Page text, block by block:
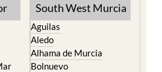
South West Murcia
Aguilas
Aledo
Alhama de Murcia
Bolnuevo